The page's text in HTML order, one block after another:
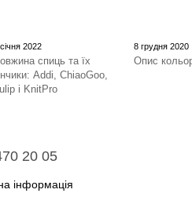
2022
спиць та їх
Addi, ChiaoGoo,
і KnitPro
8 грудня 2020
Опис
20 05
інформація